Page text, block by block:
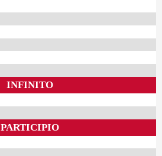
INFINITO
PARTICIPIO